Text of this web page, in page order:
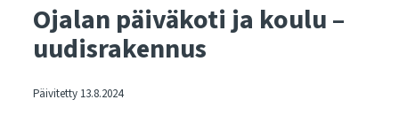
Ojalan päiväkoti ja koulu –
uudisrakennus
Päivitetty 13.8.2024